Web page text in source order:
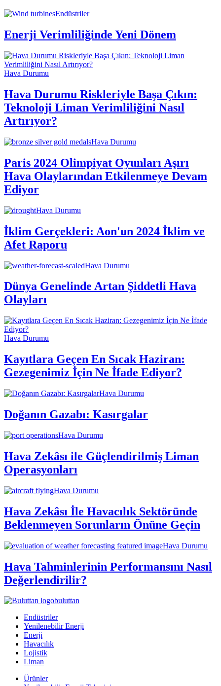
Endüstriler
Enerji Verimliliğinde Yeni Dönem
Hava Durumu
Hava Durumu Riskleriyle Başa Çıkın:
Teknoloji Liman Verimliliğini Nasıl
Artırıyor?
Hava Durumu
Paris 2024 Olimpiyat Oyunları Aşırı
Hava Olaylarından Etkilenmeye Devam
Ediyor
Hava Durumu
İklim Gerçekleri: Aon'un 2024 İklim ve
Afet Raporu
Hava Durumu
Dünya Genelinde Artan Şiddetli Hava
Olayları
Hava Durumu
Kayıtlara Geçen En Sıcak Haziran:
Gezegenimiz İçin Ne İfade Ediyor?
Hava Durumu
Doğanın Gazabı: Kasırgalar
Hava Durumu
Hava Zekâsı ile Güçlendirilmiş Liman
Operasyonları
Hava Durumu
Hava Zekâsı İle Havacılık Sektöründe
Beklenmeyen Sorunların Önüne Geçin
Hava Durumu
Hava Tahminlerinin Performansını Nasıl
Değerlendirilir?
buluttan
Endüstriler
Yenilenebilir Enerji
Enerji
Havacılık
Lojistik
Liman
Ürünler